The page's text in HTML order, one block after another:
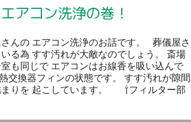
アコン洗浄の巻！
んの エアコン洗浄のお話です。 葬儀屋さ
る為 すす汚れが大敵なのでしょう。 斎場
も同じで エアコンはお線香を吸い込んで
交換器フィンの状態です。 すす汚れが隙間
まりを 起こしています。 ⇧フィルター部